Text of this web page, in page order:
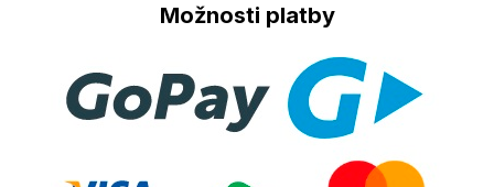
Možnosti platby